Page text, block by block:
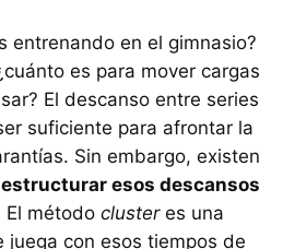
entrenando en el gimnasio?
es para mover cargas
El descanso entre series
suficiente para afrontar la
Sin embargo, existen
estructurar esos descansos
El método cluster es una
juega con esos tiempos de